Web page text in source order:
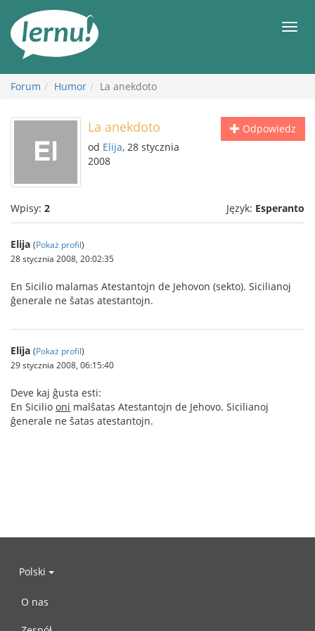
Forum Humor La anekdoto
Odpowiedz
La anekdoto
od Elija, 28 stycznia
2008
Wpisy: 2 Język: Esperanto
Elija (Pokaż profil)
28 stycznia 2008, 20:02:35
En Sicilio malamas Atestantojn de Jehovon (sekto). Sicilianoj
ĝenerale ne ŝatas atestantojn.
Elija (Pokaż profil)
29 stycznia 2008, 06:15:40
Deve kaj ĝusta esti:
En Sicilio oni malŝatas Atestantojn de Jehovo. Sicilianoj
ĝenerale ne ŝatas atestantojn.
Polski
O nas